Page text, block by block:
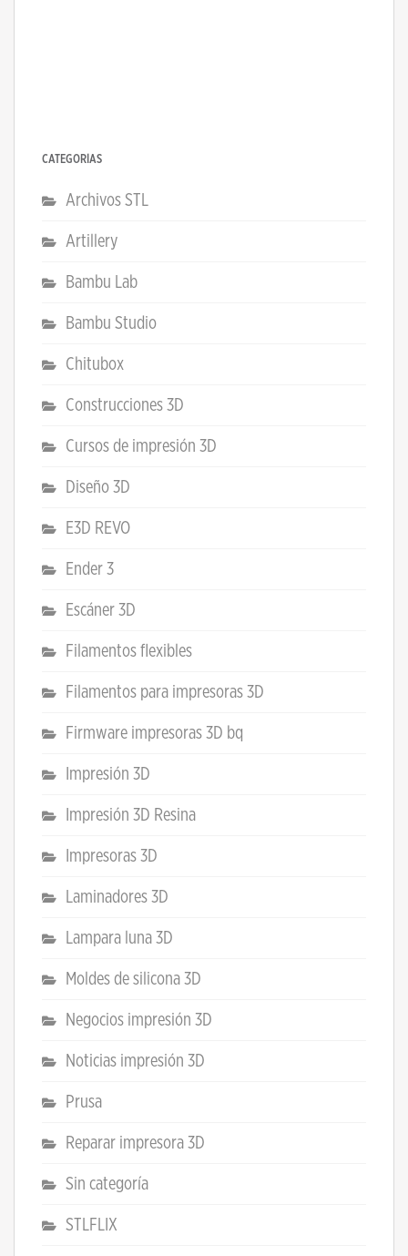
CATEGORÍAS
Archivos STL
Artillery
Bambu Lab
Bambu Studio
Chitubox
Construcciones 3D
Cursos de impresión 3D
Diseño 3D
E3D REVO
Ender 3
Escáner 3D
Filamentos flexibles
Filamentos para impresoras 3D
Firmware impresoras 3D bq
Impresión 3D
Impresión 3D Resina
Impresoras 3D
Laminadores 3D
Lampara luna 3D
Moldes de silicona 3D
Negocios impresión 3D
Noticias impresión 3D
Prusa
Reparar impresora 3D
Sin categoría
STLFLIX